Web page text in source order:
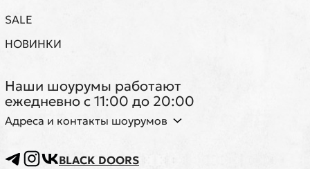
SALE
НОВИНКИ
Наши шоурумы работают
ежедневно с 11:00 до 20:00
Адреса и контакты шоурумов
BLACK DOORS